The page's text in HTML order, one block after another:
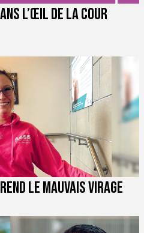
l’œil de la Cour
le mauvais virage